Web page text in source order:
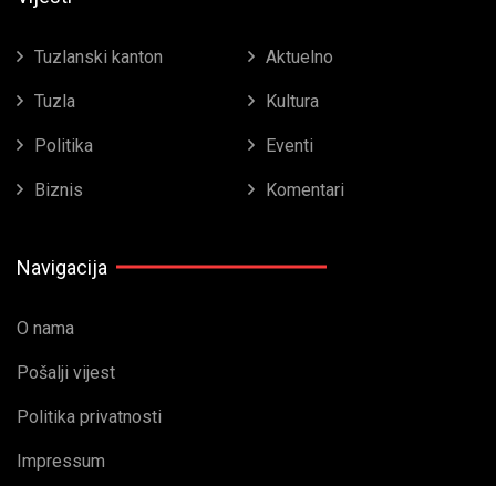
Tuzlanski kanton Aktuelno
Tuzla Kultura
Politika Eventi
Biznis Komentari
Navigacija
O nama
Pošalji vijest
Politika privatnosti
Impressum